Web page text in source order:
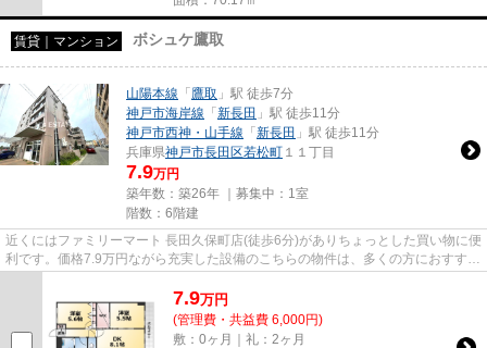
賃貸｜マンション ボシュケ鷹取
山陽本線 「 鷹取 」駅 徒歩7分
神戸市海岸線 「 新長田 」駅 徒歩11分
神戸市西神・山手線 「 新長田 」駅 徒歩11分
兵庫県神戸市長田区若松町 １１丁目
7.9万円
築年数：築26年 ｜募集中： 1室
階数：6階建
近くにはファミリーマート 長田久保町店(徒歩6分)がありちょっとした買い物に便
利です。価格7.9万円ながら充実した設備のこちらの物件は、多くの方におすすめ
7.9万円
(管理費・共益費 6,000円)
敷：0ヶ月｜礼：2ヶ月